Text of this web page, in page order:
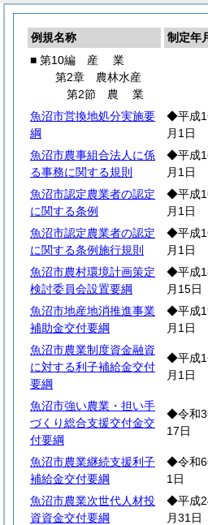
例規名称 制定年
■ 第10編 産 業
第2章 農林水産
第2節 農業
魚沼市営換地処分実施要
綱
◆平成
月1日
魚沼市農事組合法人に係
る事務に関する規則
◆平成
月1日
魚沼市認定農業者の認定
に関する条例
◆平成
月1日
魚沼市認定農業者の認定
に関する条例施行規則
◆平成
月1日
魚沼市農村環境計画策定
検討委員会設置要綱
◆平成
月15日
魚沼市地産地消推進事業
補助金交付要綱
◆平成
月1日
魚沼市農業制度資金融資
に対する利子補給金交付
要綱
◆平成
月1日
魚沼市強い農業・担い手
づくり総合支援交付金交
付要綱
◆令和3
17日
魚沼市農業継続支援利子
補給金交付要綱
◆令和6
1日
魚沼市農業次世代人材投
資資金交付要綱
◆平成
月31日